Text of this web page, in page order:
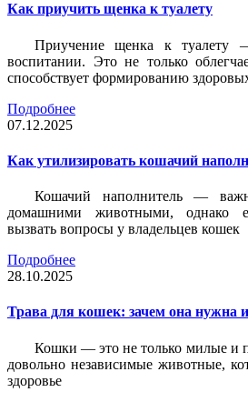
Как приучить щенка к туалету
Приучение щенка к
воспитании. Это не только
способствует формированию
Подробнее
07.12.2025
Как утилизировать кошачий
Кошачий наполнитель —
домашними животными, однако
вызвать вопросы у владельцев кошек
Подробнее
28.10.2025
Трава для кошек: зачем она нужна
Кошки — это не только милые и
довольно независимые животные,
здоровье